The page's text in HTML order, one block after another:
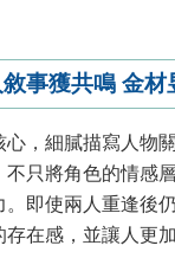
事獲共鳴 金材
心，細膩描寫人物
只將角色的情感
即使兩人重逢後
在感，並讓人更